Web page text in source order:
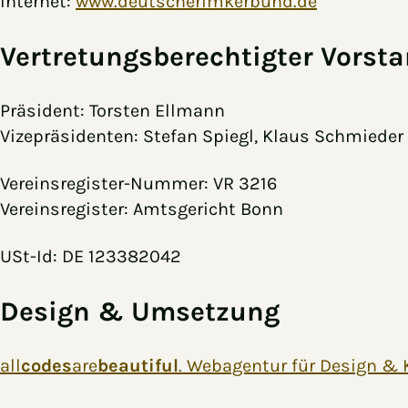
Vertretungsberechtigter
Präsident: Torsten Ellmann
Vizepräsidenten: Stefan Spiegl, Klaus Schmieder
Vereinsregister-Nummer: VR 3216
Vereinsregister: Amtsgericht Bonn
USt-Id: DE 123382042
Design & Umsetzung
allcodesarebeautiful. Webagentur für Design